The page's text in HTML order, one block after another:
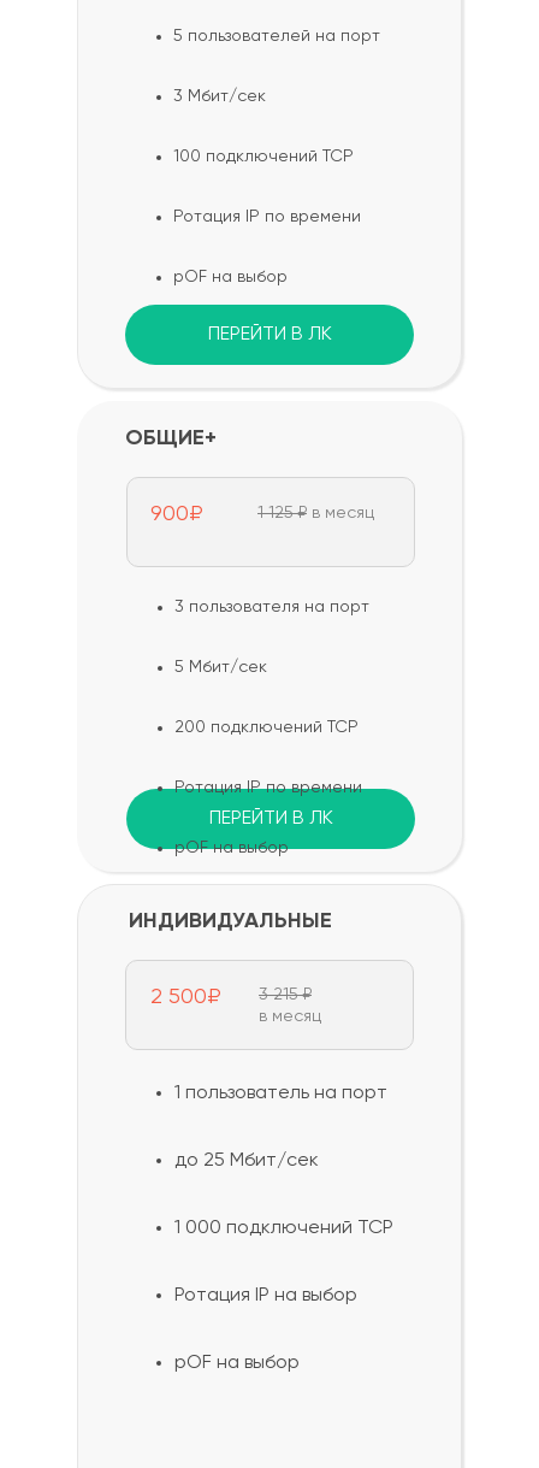
ИНДИВИДУАЛЬНЫЕ
ОБЩИЕ+
5 пользователей на порт
3 Мбит/сек
100 подключений TCP
Ротация IP по времени
pOF на выбор
ПЕРЕЙТИ В ЛК
ПЕРЕЙТИ В ЛК
3 пользователя на порт
5 Мбит/сек
200 подключений TCP
Ротация IP по времени
pOF на выбор
1 пользователь на порт
до 25 Мбит/сек
1 000 подключений TCP
Ротация IP на выбор
pOF на выбор
900₽
2 500₽
1 125 ₽ в месяц
3 215 ₽
в месяц